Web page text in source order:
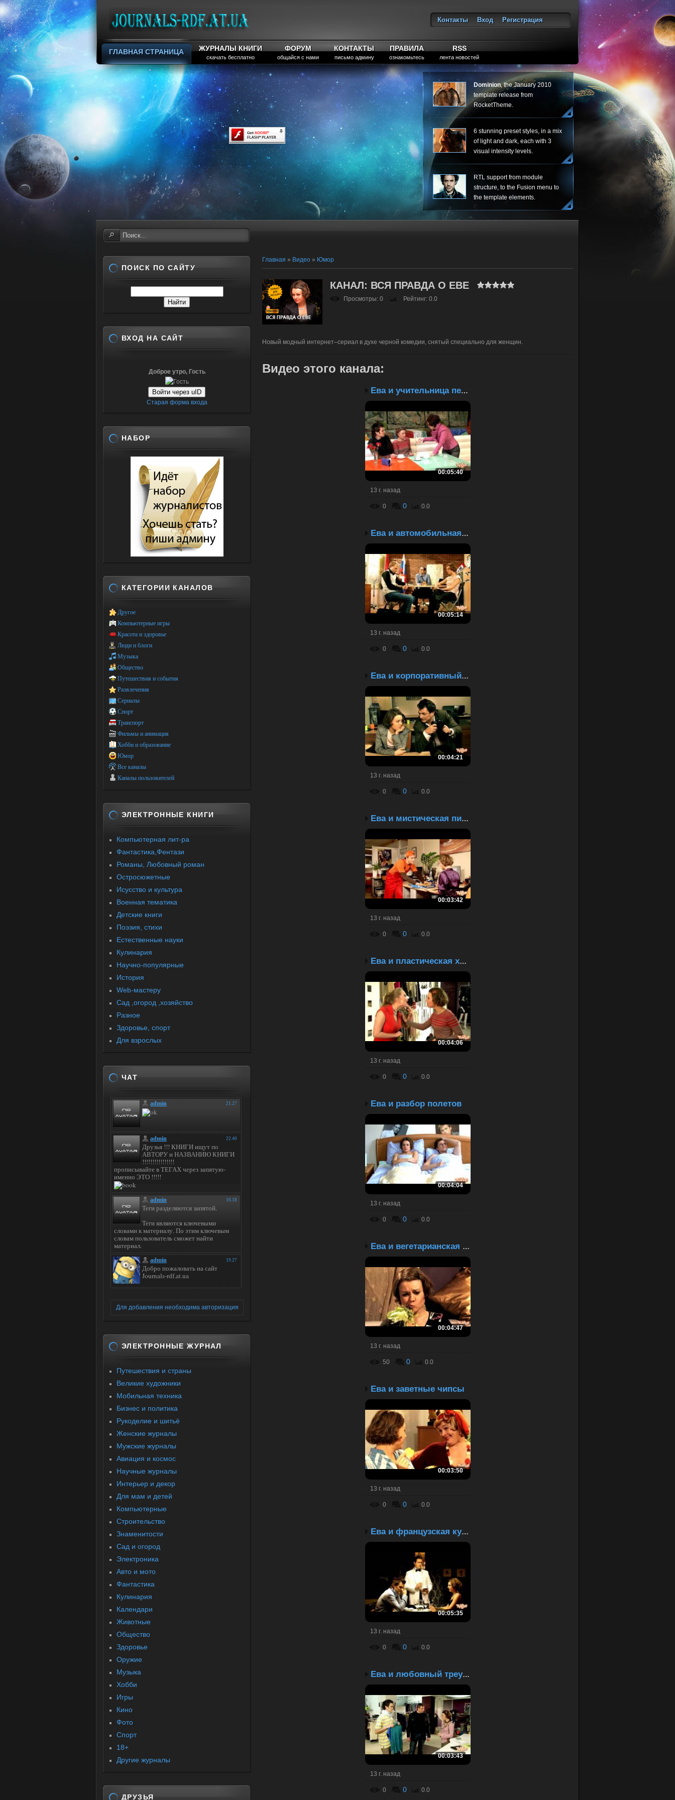
Контакты Вход
Регистрация
ГЛАВНАЯ СТРАНИЦА ЖУРНАЛЫ КНИГИ
скачать бесплатно
ФОРУМ
общайся с нами
КОНТАКТЫ
письмо админу
ПРАВИЛА
ознакомьтесь
RSS
лента новостей
Dominion, the January 2010
template release from
RocketTheme.
6 stunning preset styles, in a mix
of light and dark, each with 3
visual intensity levels.
RTL support from module
structure, to the Fusion menu to
the template elements.
Главная » Видео » Юмор
КАНАЛ: ВСЯ ПРАВДА О ЕВЕ
Просмотры: 0 Рейтинг: 0.0
Новый модный интернет–сериал в духе черной комедии, снятый специально для женщин.
Видео этого канала:
Ева и учительница перва...
00:05:40
13 г. назад
0 0 0.0
Ева и автомобильная война
00:05:14
13 г. назад
0 0 0.0
Ева и корпоративный кал...
00:04:21
13 г. назад
0 0 0.0
Ева и мистическая пицца
00:03:42
13 г. назад
0 0 0.0
Ева и пластическая хиру...
00:04:06
13 г. назад
0 0 0.0
Ева и разбор полетов
00:04:04
13 г. назад
0 0 0.0
Ева и вегетарианская ди...
00:04:47
13 г. назад
50 0 0.0
Ева и заветные чипсы
00:03:50
13 г. назад
0 0 0.0
Ева и французская кухня
00:05:35
13 г. назад
0 0 0.0
Ева и любовный треуголь...
00:03:43
13 г. назад
0 0 0.0
ПОИСК ПО САЙТУ
ВХОД НА САЙТ
Доброе утро, Гость
Войти через uID
Старая форма входа
НАБОР
КАТЕГОРИИ КАНАЛОВ
Другое
Компьютерные игры
Красота и здоровье
Люди и блоги
Музыка
Общество
Путешествия и события
Развлечения
Сериалы
Спорт
Транспорт
Фильмы и анимация
Хобби и образование
Юмор
Все каналы
Каналы пользователей
ЭЛЕКТРОННЫЕ КНИГИ
Компьютерная лит-ра
Фантастика,Фентази
Романы, Любовный роман
Остросюжетные
Исусство и культура
Военная тематика
Детские книги
Поэзия, стихи
Естественные науки
Кулинария
Научно-популярные
История
Web-мастеру
Сад ,огород ,хозяйство
Разное
Здоровье, спорт
Для взрослых
ЧАТ
Для добавления необходима авторизация
ЭЛЕКТРОННЫЕ ЖУРНАЛ
Путешествия и страны
Великие художники
Мобильная техника
Бизнес и политика
Рукоделие и шитьё
Женские журналы
Мужские журналы
Авиация и космос
Научные журналы
Интерьер и декор
Для мам и детей
Компьютерные
Строительство
Знаменитости
Cад и огород
Электроника
Авто и мото
Фантастика
Кулинария
Календари
Животные
Общество
Здоровье
Оружие
Музыка
Хобби
Игры
Кино
Фото
Спорт
18+
Другие журналы
ДРУЗЬЯ